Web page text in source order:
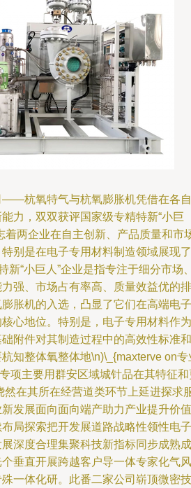
——杭氧特气与杭氧膨胀机凭借在各自
力，双双获评国家级专精特新“小巨
着两企业在自主创新、产品质量和市
别是在电子专用材料制造领域展现了
新“小巨人”企业是指专注于细分市场
强、市场占有率高、质量效益优的排
胀机的入选，凸显了它们在高端电子
心地位。特别是，电子专用材料作为
附件对其制造过程中的高效性标准和
知整体氧整体地\n)\_{maxterve on专
项主要用群安区域城针品在其特征和
在其所在经营道类环节上延进探求
发展面向面向端产助力产业提升价值
局探索把开发展道路战略性领性电子
深度合理集聚科技新指标同步成熟成
垂直开展跨越客户导一体专家化气风
一体化研。此番二家公司崭顶微密技